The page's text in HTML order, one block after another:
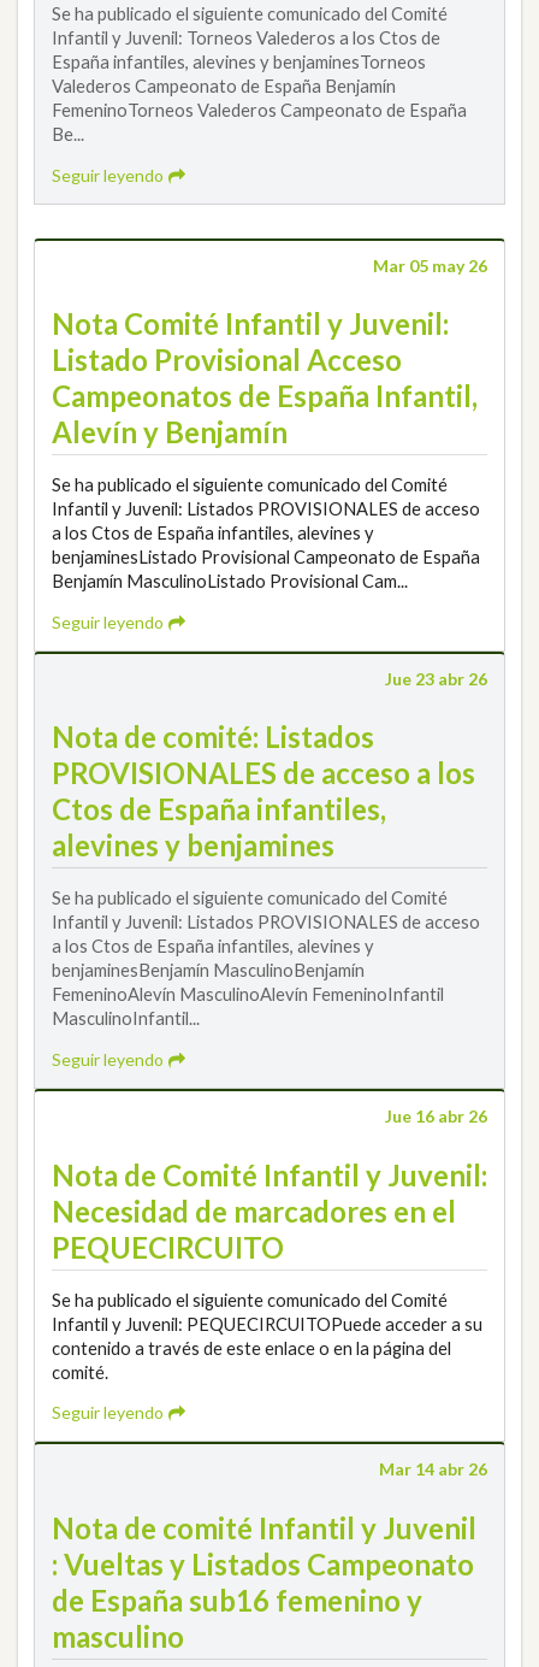
Se ha publicado el siguiente comunicado del Comité
Infantil y Juvenil: Torneos Valederos a los Ctos de
España infantiles, alevines y benjaminesTorneos
Valederos Campeonato de España Benjamín
FemeninoTorneos Valederos Campeonato de España
Be...
Seguir leyendo
Mar 05 may 26
Nota Comité Infantil y Juvenil:
Listado Provisional Acceso
Campeonatos de España Infantil,
Alevín y Benjamín
Se ha publicado el siguiente comunicado del Comité
Infantil y Juvenil: Listados PROVISIONALES de acceso
a los Ctos de España infantiles, alevines y
benjaminesListado Provisional Campeonato de España
Benjamín MasculinoListado Provisional Cam...
Seguir leyendo
Jue 23 abr 26
Nota de comité: Listados
PROVISIONALES de acceso a los
Ctos de España infantiles,
alevines y benjamines
Se ha publicado el siguiente comunicado del Comité
Infantil y Juvenil: Listados PROVISIONALES de acceso
a los Ctos de España infantiles, alevines y
benjaminesBenjamín MasculinoBenjamín
FemeninoAlevín MasculinoAlevín FemeninoInfantil
MasculinoInfantil...
Seguir leyendo
Jue 16 abr 26
Nota de Comité Infantil y Juvenil:
Necesidad de marcadores en el
PEQUECIRCUITO
Se ha publicado el siguiente comunicado del Comité
Infantil y Juvenil: PEQUECIRCUITOPuede acceder a su
contenido a través de este enlace o en la página del
comité.
Seguir leyendo
Mar 14 abr 26
Nota de comité Infantil y Juvenil
: Vueltas y Listados Campeonato
de España sub16 femenino y
masculino